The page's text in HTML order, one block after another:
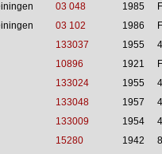
03 048 1985
03 102 1986
133037 1955
10896 1921
133024 1955
133048 1957
133009 1954
15280 1942